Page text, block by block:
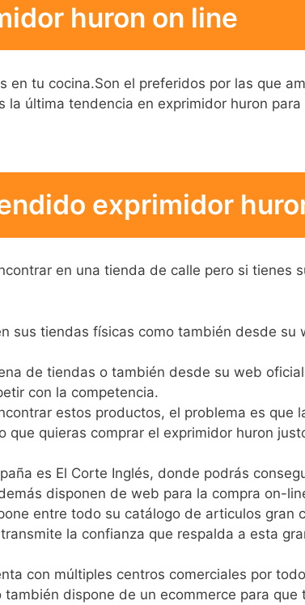
huron on line
en tu cocina.Son el preferidos por las que
última tendencia en exprimidor huron para
exprimidor
en una tienda de calle pero si tienes
sus tiendas físicas como también desde su
de tiendas o también desde su web
con la competencia.
estos productos, el problema es que
quieras comprar el exprimidor huron
es El Corte Inglés, donde podrás
disponen de web para la compra on-
entre todo su catálogo de articulos gran
la confianza que respalda a esta
con múltiples centros comerciales por
dispone de un ecommerce para que